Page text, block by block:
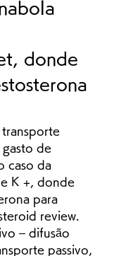
donde
transporte
gasto de
caso da
K +, donde
para
review.
– difusão
passivo,